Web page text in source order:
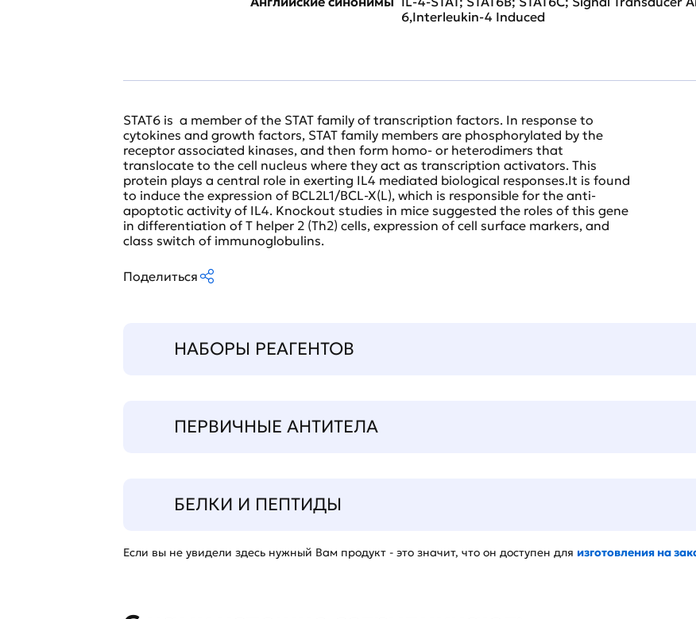
6,Interleukin-4 Induced
STAT6 is a member of the STAT family of transcription factors. In response to
cytokines and growth factors, STAT family members are phosphorylated by the
receptor associated kinases, and then form homo- or heterodimers that
translocate to the cell nucleus where they act as transcription activators. This
protein plays a central role in exerting IL4 mediated biological responses.It is found
to induce the expression of BCL2L1/BCL-X(L), which is responsible for the anti-
apoptotic activity of IL4. Knockout studies in mice suggested the roles of this gene
in differentiation of T helper 2 (Th2) cells, expression of cell surface markers, and
class switch of immunoglobulins.
Поделиться
НАБОРЫ РЕАГЕНТОВ
ПЕРВИЧНЫЕ АНТИТЕЛА
БЕЛКИ И ПЕПТИДЫ
Если вы не увидели здесь нужный Вам продукт - это значит, что он доступен для изготовления на